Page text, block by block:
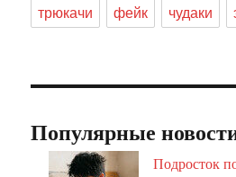
трюкачи
фейк чудаки
Популярные
Подросток